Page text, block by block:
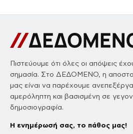
Πιστεύουμε ότι όλες οι απόψεις
σημασία. Στο ΔΕΔΟΜΕΝΟ, η
μας είναι να παρέχουμε
αμερόληπτη και βασισμένη σε
δημοσιογραφία.
Η ενημέρωσή σας, το πάθος μας!